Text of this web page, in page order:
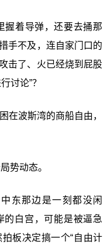
握着导弹，还要去捅那
手不及，连自家门口的
击了、火已经烧到屁股
讨论”？
在波斯湾的商船自由，
势动态。
东那边是一刻都没闲
的白宫，可能是被逼急
板决定搞一个“自由计